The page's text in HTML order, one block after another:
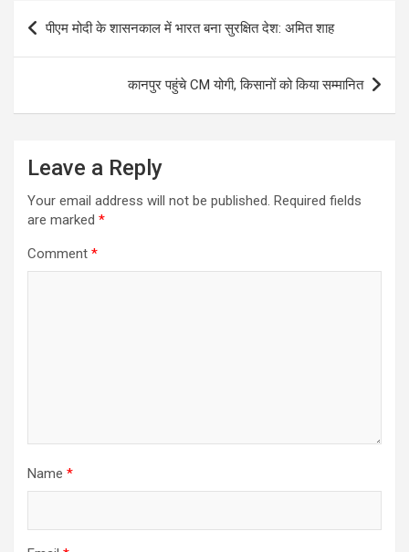
Post
navigation
पीएम मोदी के शासनकाल में भारत बना सुरक्षित देश: अमित शाह
कानपुर पहुंचे CM योगी, किसानों को किया सम्मानित
Leave a Reply
Your email address will not be published. Required fields
are marked *
Comment *
Name *